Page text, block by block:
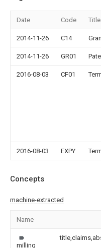
Date Code Title
2014-11-26 C14
2014-11-26 GR01
2016-08-03 CF01
2016-08-03 EXPY
Concepts
machine-extracted
Name
milling